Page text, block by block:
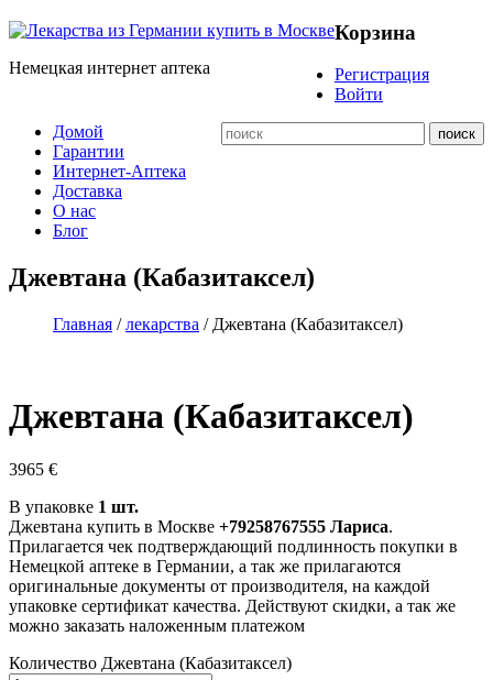
Немецкая интернет аптека
Корзина
Регистрация
Войти
Домой
Гарантии
Интернет-Аптека
Доставка
О нас
Блог
Джевтана (Кабазитаксел)
Главная /лекарства / Джевтана (Кабазитаксел)
Джевтана (Кабазитаксел)
3965 €
В упаковке 1 шт.
Джевтана купить в Москве +79258767555 Лариса.
Прилагается чек подтверждающий подлинность покупки в
Немецкой аптеке в Германии, а так же прилагаются
оригинальные документы от производителя, на каждой
упаковке сертификат качества. Действуют скидки, а так же
можно заказать наложенным платежом
Количество Джевтана (Кабазитаксел)